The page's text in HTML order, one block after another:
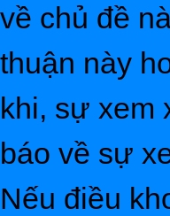
về chủ đề
thuận này
khi, sự xem
báo về sự
Nếu điều